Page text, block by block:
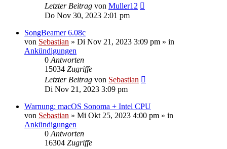
Letzter Beitrag von Muller12
Do Nov 30, 2023 2:01 pm
SongBeamer 6.08c
von Sebastian » Di Nov 21, 2023 3:09 pm » in
Ankündigungen
0 Antworten
15034 Zugriffe
Letzter Beitrag von Sebastian
Di Nov 21, 2023 3:09 pm
Warnung: macOS Sonoma + Intel CPU
von Sebastian » Mi Okt 25, 2023 4:00 pm » in
Ankündigungen
0 Antworten
16304 Zugriffe